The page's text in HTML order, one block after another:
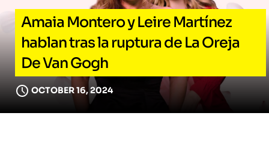
Amaia Montero y Leire Martínez
hablan tras la ruptura de La Oreja
De Van Gogh
OCTOBER 16, 2024